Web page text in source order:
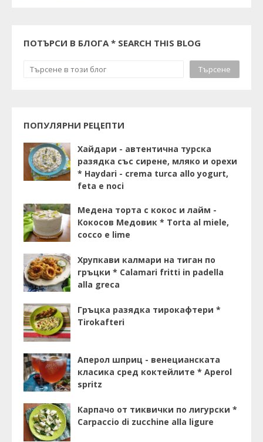
ПОТЪРСИ В БЛОГА * SEARCH THIS BLOG
ПОПУЛЯРНИ РЕЦЕПТИ
Хайдари - автентична турска
разядка със сирене, мляко и орехи
* Haydari - crema turca allo yogurt,
feta e noci
Медена торта с кокос и лайм -
Кокосов Медовик * Torta al miele,
cocco e lime
Хрупкави калмари на тиган по
гръцки * Calamari fritti in padella
alla greca
Гръцка разядка тирокафтери *
Tirokafteri
Аперол шприц - венецианската
класика сред коктейлите * Aperol
spritz
Карпачо от тиквички по лигурски *
Carpaccio di zucchine alla ligure